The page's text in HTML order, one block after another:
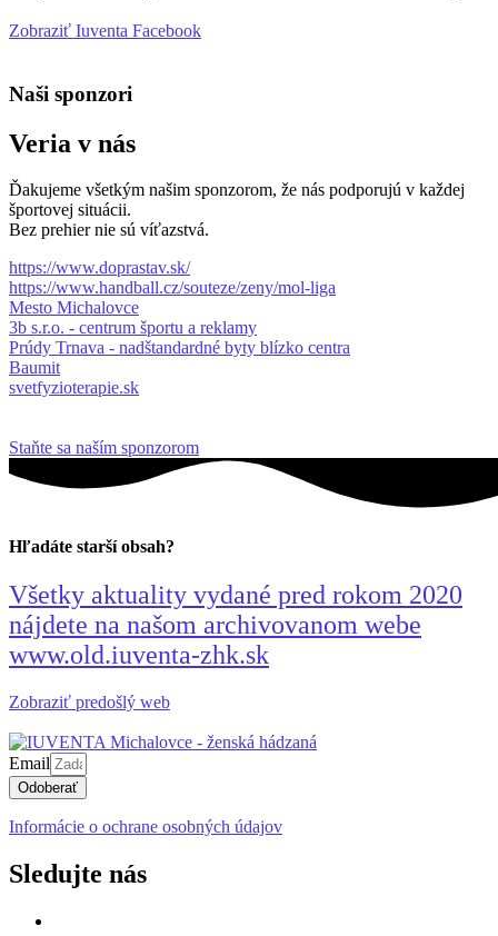
Zobraziť Iuventa Facebook
Naši sponzori
Veria v nás
Ďakujeme všetkým našim sponzorom, že nás podporujú v každej
športovej situácii.
Bez prehier nie sú víťazstvá.
https://www.doprastav.sk/
https://www.handball.cz/souteze/zeny/mol-liga
Mesto Michalovce
3b s.r.o. - centrum športu a reklamy
Prúdy Trnava - nadštandardné byty blízko centra
Baumit
svetfyzioterapie.sk
Staňte sa naším sponzorom
Hľadáte starší obsah?
Všetky aktuality vydané pred rokom 2020
nájdete na našom archivovanom webe
www.old.iuventa-zhk.sk
Zobraziť predošlý web
Email
Odoberať
Informácie o ochrane osobných údajov
Sledujte nás